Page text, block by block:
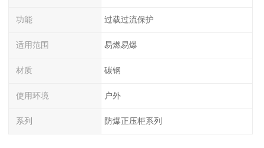
功能 过载过流保护
适用范围 易燃易爆
材质 碳钢
使用环境 户外
系列 防爆正压柜系列